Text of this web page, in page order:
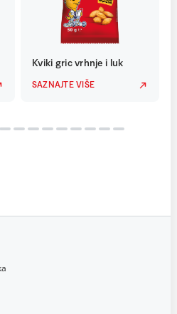
Kviki gric vrhnje i luk
SAZNAJTE VIŠE